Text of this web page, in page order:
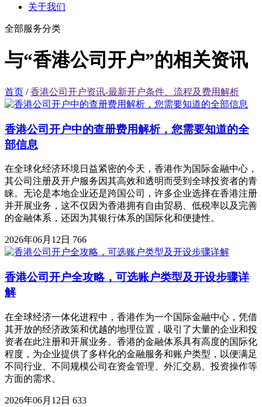
关于我们
全部服务分类
与“香港公司开户”的相关资讯
首页 /香港公司开户资讯-最新开户条件、流程及费用解析
香港公司开户中的查册费用解析，您需要知道的全
部信息
在全球化经济环境日益紧密的今天，香港作为国际金融中心，
其公司注册及开户服务因其高效和透明而受到全球投资者的青
睐。无论是本地企业还是跨国公司，许多企业选择在香港注册
并开展业务，这不仅因为香港拥有自由贸易、低税率以及完善
的金融体系，还因为其银行体系的国际化和便捷性。
2026年06月12日 766
香港公司开户全攻略，可选账户类型及开设步骤详
解
在全球经济一体化进程中，香港作为一个国际金融中心，凭借
其开放的经济政策和优越的地理位置，吸引了大量的企业和投
资者在此注册和开展业务。香港的金融体系具有高度的国际化
程度，为企业提供了多样化的金融服务和账户类型，以便满足
不同行业、不同规模公司在资金管理、外汇交易、投资操作等
方面的需求。
2026年06月12日 633